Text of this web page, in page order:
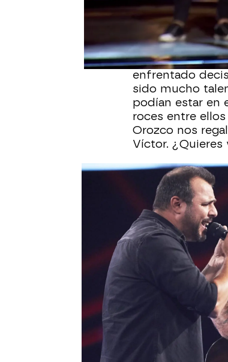
escenario del
han
espectáculo.
Pablo López,
enfrentado
sido mucho
podían estar en
roces entre
Orozco nos
Víctor.
¡Revive los
Audiciones a
Audiciones a ciegas